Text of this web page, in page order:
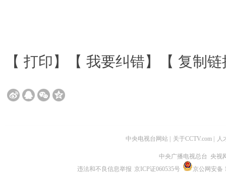
【 打印 】【 我要纠错】【 复制链
中央电视台网站 关于CCTV.com 人
中央广播电视总台 央视
违法和不良信息举报 京ICP证060535号 京公网安备